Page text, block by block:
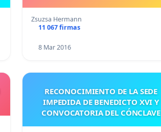
Zsuzsa Hermann
11 067 firmas
8 Mar 2016
RECONOCIMIENTO DE LA SEDE
IMPEDIDA DE BENEDICTO XVI Y
CONVOCATORIA DEL CÓNCLAVE